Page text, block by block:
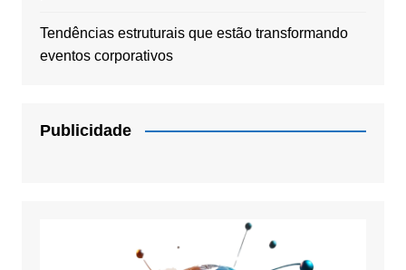
Tendências estruturais que estão transformando
eventos corporativos
Publicidade